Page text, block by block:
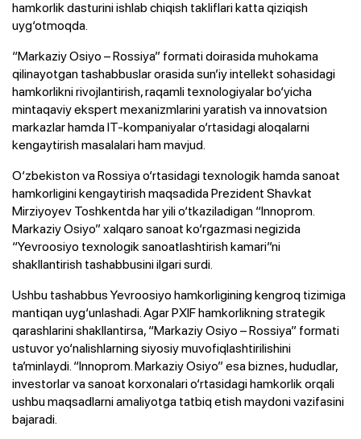
hamkorlik dasturini ishlab chiqish takliflari katta qiziqish
uyg‘otmoqda.
“Markaziy Osiyo – Rossiya” formati doirasida muhokama
qilinayotgan tashabbuslar orasida sun’iy intellekt sohasidagi
hamkorlikni rivojlantirish, raqamli texnologiyalar bo‘yicha
mintaqaviy ekspert mexanizmlarini yaratish va innovatsion
markazlar hamda IT-kompaniyalar o‘rtasidagi aloqalarni
kengaytirish masalalari ham mavjud.
O‘zbekiston va Rossiya o‘rtasidagi texnologik hamda sanoat
hamkorligini kengaytirish maqsadida Prezident Shavkat
Mirziyoyev Toshkentda har yili o‘tkaziladigan “Innoprom.
Markaziy Osiyo” xalqaro sanoat ko‘rgazmasi negizida
“Yevroosiyo texnologik sanoatlashtirish kamari”ni
shakllantirish tashabbusini ilgari surdi.
Ushbu tashabbus Yevroosiyo hamkorligining kengroq tizimiga
mantiqan uyg‘unlashadi. Agar PXIF hamkorlikning strategik
qarashlarini shakllantirsa, “Markaziy Osiyo – Rossiya” formati
ustuvor yo‘nalishlarning siyosiy muvofiqlashtirilishini
ta’minlaydi. “Innoprom. Markaziy Osiyo” esa biznes, hududlar,
investorlar va sanoat korxonalari o‘rtasidagi hamkorlik orqali
ushbu maqsadlarni amaliyotga tatbiq etish maydoni vazifasini
bajaradi.